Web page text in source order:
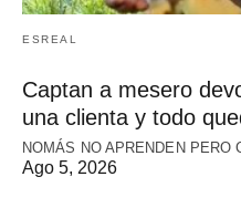
ESREAL
Captan a mesero
una clienta y todo
NOMÁS NO APRENDEN PERO
Ago 5, 2026